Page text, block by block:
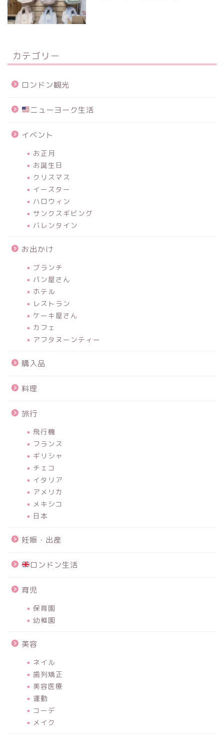
カテゴリー
ロンドン観光
ニューヨーク生活
イベント
お正月
お誕生日
クリスマス
イースター
ハロウィン
サンクスギビング
バレンタイン
お出かけ
ブランチ
パン屋さん
ホテル
レストラン
ケーキ屋さん
カフェ
アフタヌーンティー
購入品
料理
旅行
飛行機
フランス
ギリシャ
チェコ
イタリア
アメリカ
メキシコ
日本
妊娠・出産
ロンドン生活
育児
保育園
幼稚園
美容
ネイル
歯列矯正
美容医療
運動
コーデ
メイク